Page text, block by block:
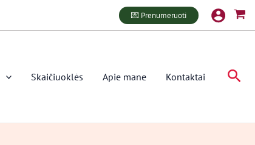
💌 Prenumeruoti
Skaičiuoklės Apie mane Kontaktai
P
a
a